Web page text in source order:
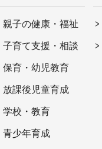
親子の健康・福祉
子育て支援・相談
保育・幼児教育
放課後児童育成
学校・教育
青少年育成